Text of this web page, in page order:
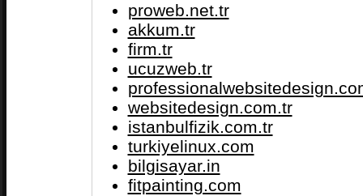
proweb.net.tr
akkum.tr
firm.tr
ucuzweb.tr
websitedesign.com.tr
istanbulfizik.com.tr
turkiyelinux.com
bilgisayar.in
fitpainting.com